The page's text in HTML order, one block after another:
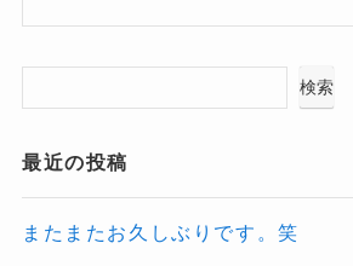
検索
最近の投稿
またまたお久しぶりです。笑